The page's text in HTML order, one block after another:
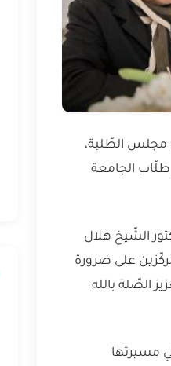
مجلس الطّلبة،
الجامعة
الشّيخ هلال
على ضرورة
الصّلة بالله
مسيرتها